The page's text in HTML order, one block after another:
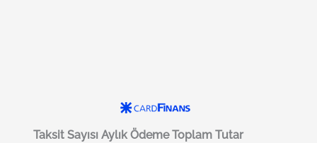
Taksit Sayısı Aylık Ödeme Toplam Tutar